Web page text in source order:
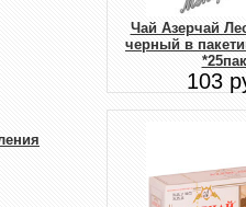
Чай Азерчай
черный в
103